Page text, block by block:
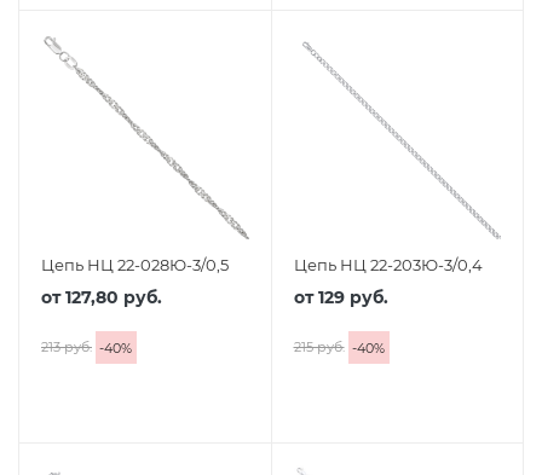
Цепь НЦ 22-028Ю-3/0,5
от127,80 руб.
213 руб. -40%
Цепь НЦ 22-203Ю-3/0,4
от129 руб.
215 руб. -40%